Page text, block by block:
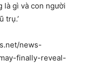
là gì và con người
trụ.’
news-
finally-reveal-